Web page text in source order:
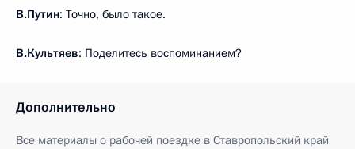
В.Путин: Точно, было такое.
В.Культяев: Поделитесь воспоминанием?
Дополнительно
Все материалы о рабочей поездке в Ставропольский край